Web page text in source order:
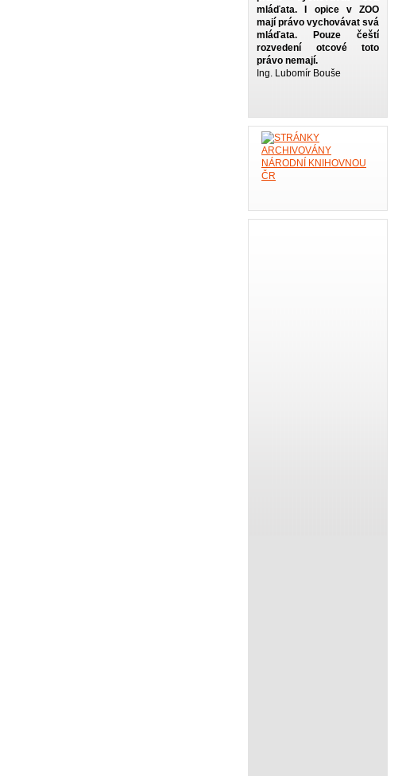
mláďata. I opice v ZOO
mají právo vychovávat svá
mláďata. Pouze čeští
rozvedení otcové toto
právo nemají.
Ing. Lubomír Bouše